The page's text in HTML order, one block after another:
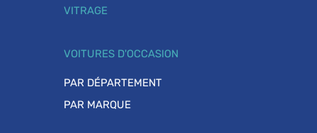
VITRAGE
VOITURES D'OCCASION
PAR DÉPARTEMENT
PAR MARQUE